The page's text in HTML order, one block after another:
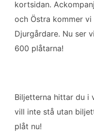
kortsidan.
och Östra kommer
Djurgårdare. Nu ser
600 plåtarna!
Biljetterna hittar du i
vill inte stå utan
plåt nu!